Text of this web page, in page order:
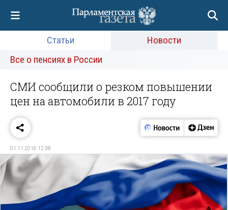
Статьи
Новости
Все о пенсиях в России
СМИ сообщили о резком повышении
цен на автомобили в 2017 году
01.11.2016 12:38